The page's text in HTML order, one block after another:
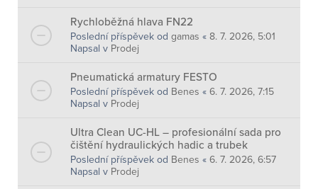
Rychloběžná hlava FN22
Poslední příspěvek od gamas « 8. 7. 2026, 5:01
Napsal v Prodej
Pneumatická armatury FESTO
Poslední příspěvek od Benes « 6. 7. 2026, 7:15
Napsal v Prodej
Ultra Clean UC-HL – profesionální sada pro
čištění hydraulických hadic a trubek
Poslední příspěvek od Benes « 6. 7. 2026, 6:57
Napsal v Prodej